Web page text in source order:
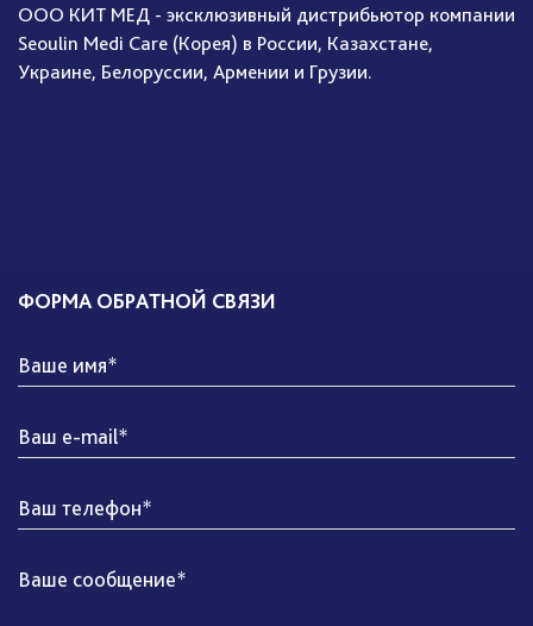
ООО КИТ МЕД - эксклюзивный дистрибьютор компании
Seoulin Medi Care (Корея) в России, Казахстане,
Украине, Белоруссии, Армении и Грузии.
ФОРМА ОБРАТНОЙ СВЯЗИ